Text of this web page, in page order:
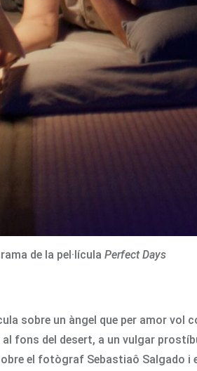
de la pel·lícula Perfect Days
sobre un àngel que per amor vol
fons del desert, a un vulgar
el fotògraf Sebastiaô Salgado